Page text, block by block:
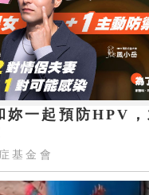
妳一起預防HPV
基金會